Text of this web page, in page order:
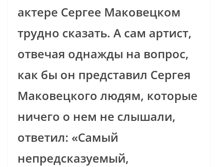
актере Сергее Маковецком
трудно сказать. А сам артист,
отвечая однажды на вопрос,
как бы он представил Сергея
Маковецкого людям, которые
ничего о нем не слышали,
ответил: «Самый
непредсказуемый,